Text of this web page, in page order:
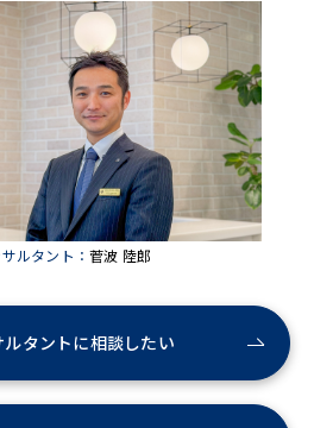
ルタント：菅波 陸郎
ルタントに相談したい